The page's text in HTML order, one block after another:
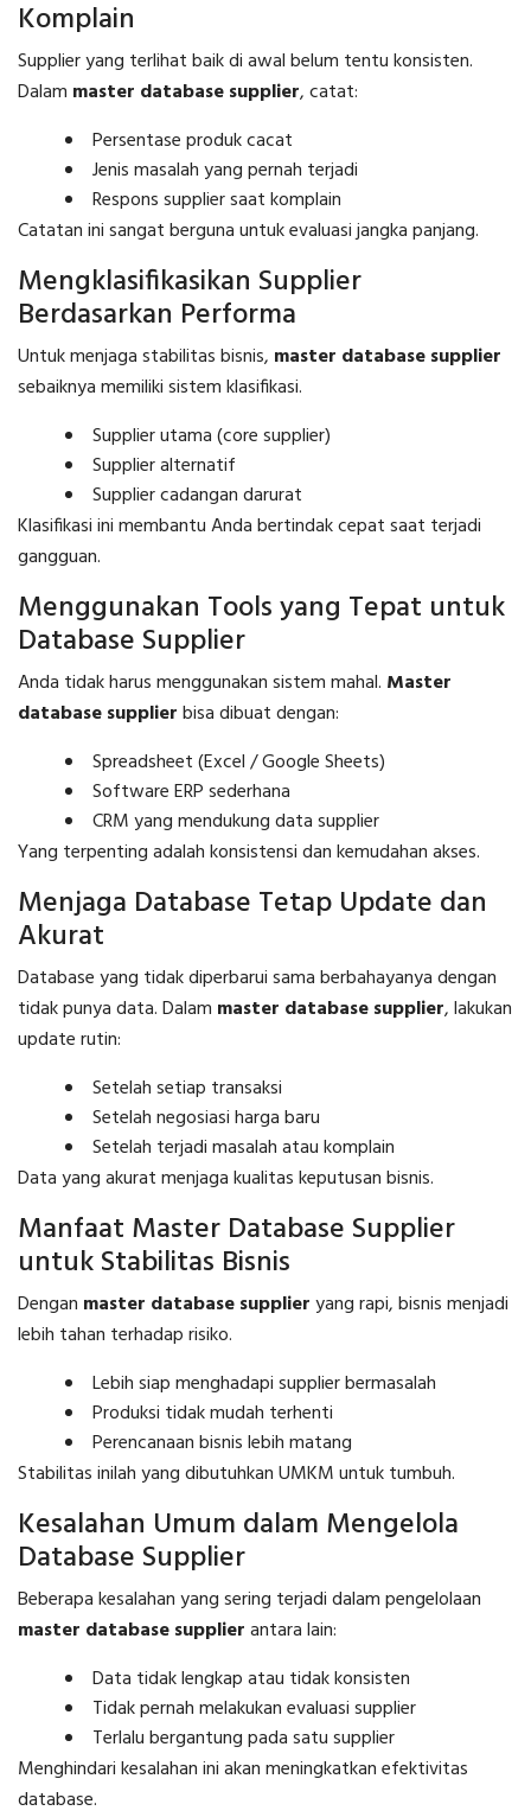
Komplain
Supplier yang terlihat baik di awal belum tentu konsisten.
Dalam master database supplier, catat:
Persentase produk cacat
Jenis masalah yang pernah terjadi
Respons supplier saat komplain
Catatan ini sangat berguna untuk evaluasi jangka panjang.
Mengklasifikasikan Supplier
Berdasarkan Performa
Untuk menjaga stabilitas bisnis, master database supplier
sebaiknya memiliki sistem klasifikasi.
Supplier utama (core supplier)
Supplier alternatif
Supplier cadangan darurat
Klasifikasi ini membantu Anda bertindak cepat saat terjadi
gangguan.
Menggunakan Tools yang Tepat untuk
Database Supplier
Anda tidak harus menggunakan sistem mahal. Master
database supplierbisa dibuat dengan:
Spreadsheet (Excel / Google Sheets)
Software ERP sederhana
CRM yang mendukung data supplier
Yang terpenting adalah konsistensi dan kemudahan akses.
Menjaga Database Tetap Update dan
Akurat
Database yang tidak diperbarui sama berbahayanya dengan
tidak punya data. Dalam master database supplier, lakukan
update rutin:
Setelah setiap transaksi
Setelah negosiasi harga baru
Setelah terjadi masalah atau komplain
Data yang akurat menjaga kualitas keputusan bisnis.
Manfaat Master Database Supplier
untuk Stabilitas Bisnis
Dengan master database supplieryang rapi, bisnis menjadi
lebih tahan terhadap risiko.
Lebih siap menghadapi supplier bermasalah
Produksi tidak mudah terhenti
Perencanaan bisnis lebih matang
Stabilitas inilah yang dibutuhkan UMKM untuk tumbuh.
Kesalahan Umum dalam Mengelola
Database Supplier
Beberapa kesalahan yang sering terjadi dalam pengelolaan
master database supplierantara lain:
Data tidak lengkap atau tidak konsisten
Tidak pernah melakukan evaluasi supplier
Terlalu bergantung pada satu supplier
Menghindari kesalahan ini akan meningkatkan efektivitas
database.